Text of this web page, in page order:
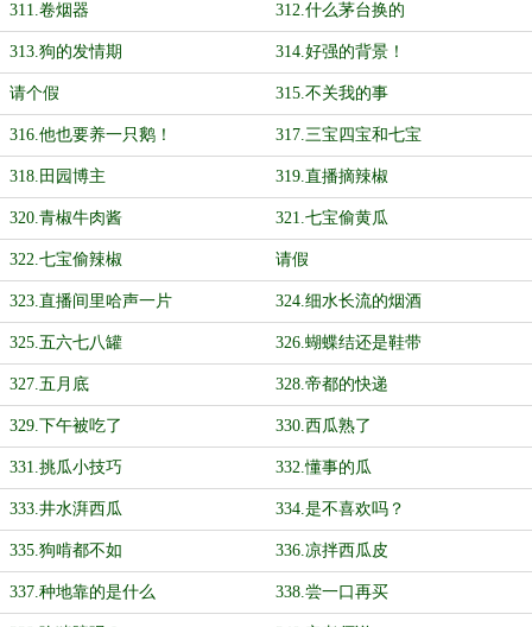
311.卷烟器 312.什么茅台换的
313.狗的发情期 314.好强的背景！
请个假 315.不关我的事
316.他也要养一只鹅！ 317.三宝四宝和七宝
318.田园博主 319.直播摘辣椒
320.青椒牛肉酱 321.七宝偷黄瓜
322.七宝偷辣椒 请假
323.直播间里哈声一片 324.细水长流的烟酒
325.五六七八罐 326.蝴蝶结还是鞋带
327.五月底 328.帝都的快递
329.下午被吃了 330.西瓜熟了
331.挑瓜小技巧 332.懂事的瓜
333.井水湃西瓜 334.是不喜欢吗？
335.狗啃都不如 336.凉拌西瓜皮
337.种地靠的是什么 338.尝一口再买